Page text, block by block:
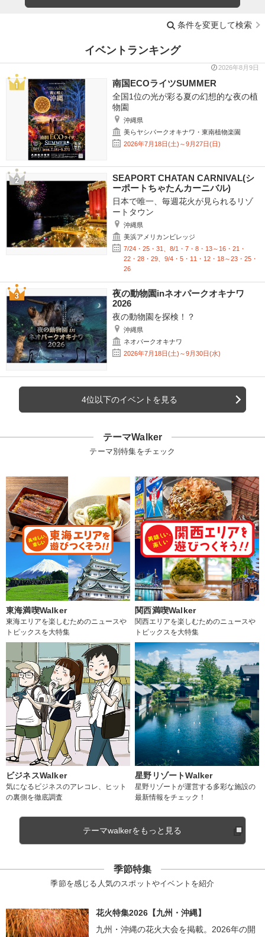
条件を変更して検索
イベントランキング
2026年8月9日
南国ECOライツSUMMER
全国1位の光が彩る夏の幻想的な夜の植
物園
沖縄県
美らヤシパークオキナワ・東南植物楽園
2026年7月18日(土)～9月27日(日)
SEAPORT CHATAN CARNIVAL(シ
ーポートちゃたんカーニバル)
日本で唯一、毎週花火が見られるリゾ
ートタウン
沖縄県
美浜アメリカンビレッジ
7/24・25・31、8/1・7・8・13～16・21・
22・28・29、9/4・5・11・12・18～23・25・
26
夜の動物園inネオパークオキナワ
2026
夜の動物園を探検！？
沖縄県
ネオパークオキナワ
2026年7月18日(土)～9月30日(水)
4位以下のイベントを見る
テーマWalker
テーマ別特集をチェック
東海満喫Walker
東海エリアを楽しむためのニュースや
トピックスを大特集
関西満喫Walker
関西エリアを楽しむためのニュースや
トピックスを大特集
ビジネスWalker
気になるビジネスのアレコレ、ヒット
の裏側を徹底調査
星野リゾートWalker
星野リゾートが運営する多彩な施設の
最新情報をチェック！
テーマwalkerをもっと見る
季節特集
季節を感じる人気のスポットやイベントを紹介
花火特集2026【九州・沖縄】
九州・沖縄の花火大会を掲載。2026年の開